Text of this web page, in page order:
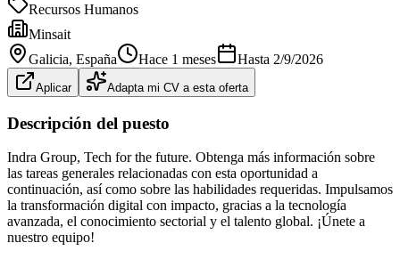
Recursos Humanos
Minsait
Galicia, España Hace 1 meses Hasta 2/9/2026
Aplicar Adapta mi CV a esta oferta
Descripción del puesto
Indra Group, Tech for the future. Obtenga más información sobre
las tareas generales relacionadas con esta oportunidad a
continuación, así como sobre las habilidades requeridas. Impulsamos
la transformación digital con impacto, gracias a la tecnología
avanzada, el conocimiento sectorial y el talento global. ¡Únete a
nuestro equipo!